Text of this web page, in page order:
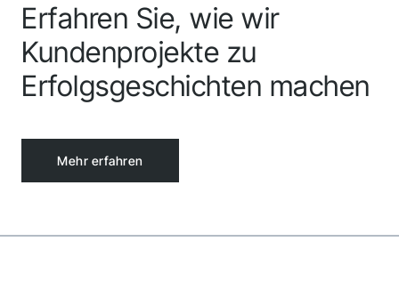
Erfahren Sie, wie wir
Kundenprojekte zu
Erfolgsgeschichten machen
Mehr erfahren